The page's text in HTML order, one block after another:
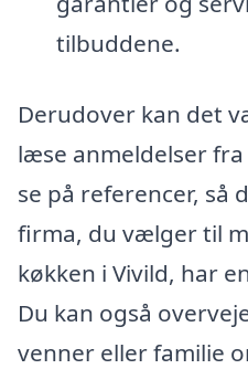
tilbuddene.
Derudover kan det
læse anmeldelser
se på referencer, så
firma, du vælger til
køkken i Vivild, har
Du kan også
venner eller familie